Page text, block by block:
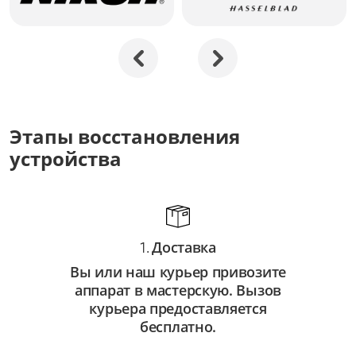
от 2 000 ₽
Ремонт линзы
Ремонт крепежных элементов
от 1 500 ₽
Этапы восстановления
устройства
1.Доставка
Вы или наш курьер привозите
аппарат в мастерскую. Вызов
курьера предоставляется
бесплатно.